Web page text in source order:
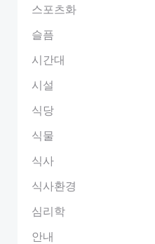
스포츠화
슬픔
시간대
시설
식당
식물
식사
식사환경
심리학
안내